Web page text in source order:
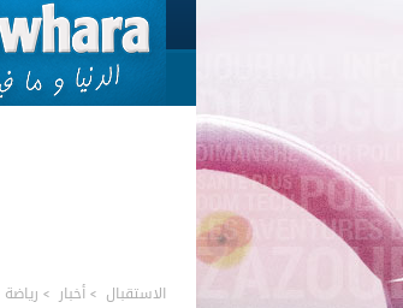
الاستقبال >أخبار > رياضة